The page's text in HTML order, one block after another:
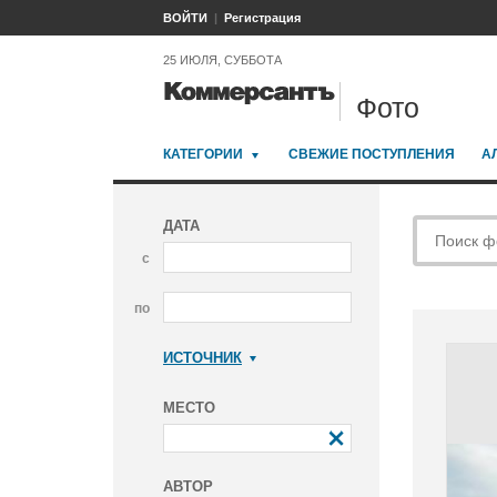
ВОЙТИ Регистрация
25 ИЮЛЯ, СУББОТА
Фото
КАТЕГОРИИ СВЕЖИЕ ПОСТУПЛЕНИЯ
ДАТА
с
по
ИСТОЧНИК
МЕСТО
АВТОР